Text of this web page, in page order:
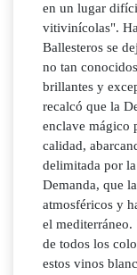
en un lugar
vitivinícolas".
Ballesteros se
no tan
brillantes y
recalcó que la
enclave mágico
calidad,
delimitada por
Demanda, que
atmosféricos y
el
de todos los
estos vinos